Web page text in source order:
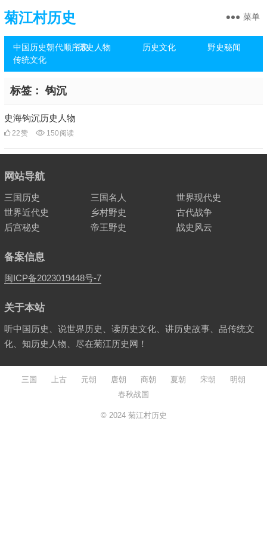
菊江村历史
中国历史朝代顺序表历史人物 历史文化
野史秘闻
传统文化
菜单
标签：钩沉
史海钩沉历史人物
22赞 150 阅读
网站导航
三国历史 三国名人
世界现代史
世界近代史
乡村野史
古代战争
后宫秘史
帝王野史 战史风云
备案信息
闽ICP备2023019448号-7
关于本站
听中国历史、说世界历史、读历史文化、讲历史故事、品传统文
化、知历史人物、尽在菊江历史网！
三国 上古 元朝 唐朝 商朝 夏朝 宋朝
明朝
春秋战国
© 2024 菊江村历史